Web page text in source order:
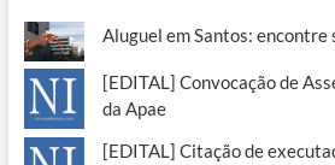
Aluguel em Santos: encontre
[EDITAL] Convocação de
da Apae
[EDITAL] Citação de